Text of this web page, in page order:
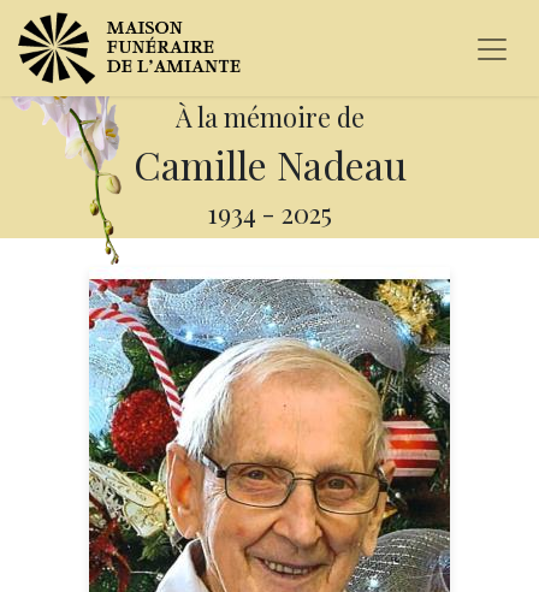
À la mémoire de
Camille Nadeau
1934 - 2025